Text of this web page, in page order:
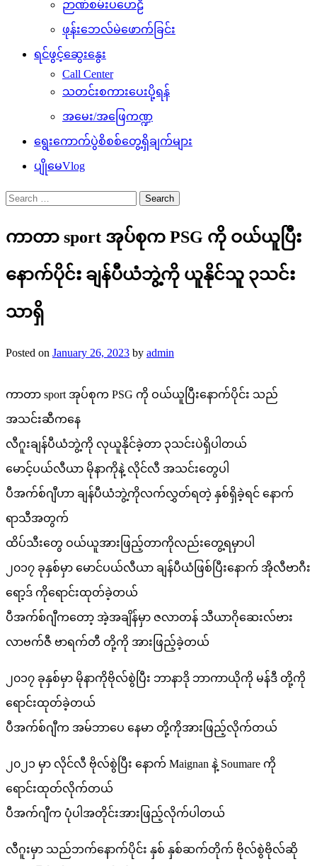
ဉာဏ်စမ်းပဟေဠိ
ဖုန်းဘေလ်မဲဖောက်ခြင်း
ရင်ဖွင့်ဆွေးနွေး
Call Center
သတင်းစကားပေးပို့ရန်
အမေး/အဖြေကဏ္ဍ
ရွေးကောက်ပွဲစိစစ်တွေ့ရှိချက်များ
ပျိုမေVlog
Search
for:
ကာတာ sport အုပ်စုက PSG ကို ဝယ်ယူပြီး
နောက်ပိုင်း ချန်ပီယံဘွဲ့ကို ယူနိုင်သူ ၃သင်း
သာရှိ
Posted on January 26, 2023 by admin
ကာတာ sport အုပ်စုက PSG ကို ဝယ်ယူပြီးနောက်ပိုင်း သည်
အသင်းဆီကနေ
လီဂူးချန်ပီယံဘွဲ့ကို လုယူနိုင်ခဲ့တာ ၃သင်းပဲရှိပါတယ်
မောင့်ပယ်လီယာ မိုနာကိုနဲ့ လိုင်လီ အသင်းတွေပါ
ပီအက်စ်ဂျီဟာ ချန်ပီယံဘွဲ့ကိုလက်လွှတ်ရတဲ့ နှစ်ရှိခဲ့ရင် နောက်
ရာသီအတွက်
ထိပ်သီးတွေ ဝယ်ယူအားဖြည့်တာကိုလည်းတွေ့ရမှာပါ
၂၀၁၇ ခုနှစ်မှာ မောင်ပယ်လီယာ ချန်ပီယံဖြစ်ပြီးနောက် အိုလီဗာဂီး
ရော့ဒ် ကိုရောင်းထုတ်ခဲ့တယ်
ပီအက်စ်ဂျီကတော့ အဲ့အချိန်မှာ ဇလာတန် သီယာဂိုဆေးလ်ဗား
လာဗက်ဇီ ဗာရက်တီ တို့ကို အားဖြည့်ခဲ့တယ်
၂၀၁၇ ခုနှစ်မှာ မိုနာကိုဗိုလ်စွဲပြီး ဘာနာဒို ဘာကာယိုကို မန်ဒီ တို့ကို
ရောင်းထုတ်ခဲ့တယ်
ပီအက်စ်ဂျီက အမ်ဘာပေ နေမာ တို့ကိုအားဖြည့်လိုက်တယ်
၂၀၂၁ မှာ လိုင်လီ ဗိုလ်စွဲပြီး နောက် Maignan နဲ့ Soumare ကို
ရောင်းထုတ်လိုက်တယ်
ပီအက်ဂျီက ပုံပါအတိုင်းအားဖြည့်လိုက်ပါတယ်
လီဂူးမှာ သည်ဘက်နောက်ပိုင်း နှစ် နှစ်ဆက်တိုက် ဗိုလ်စွဲဗိုလ်ဆို